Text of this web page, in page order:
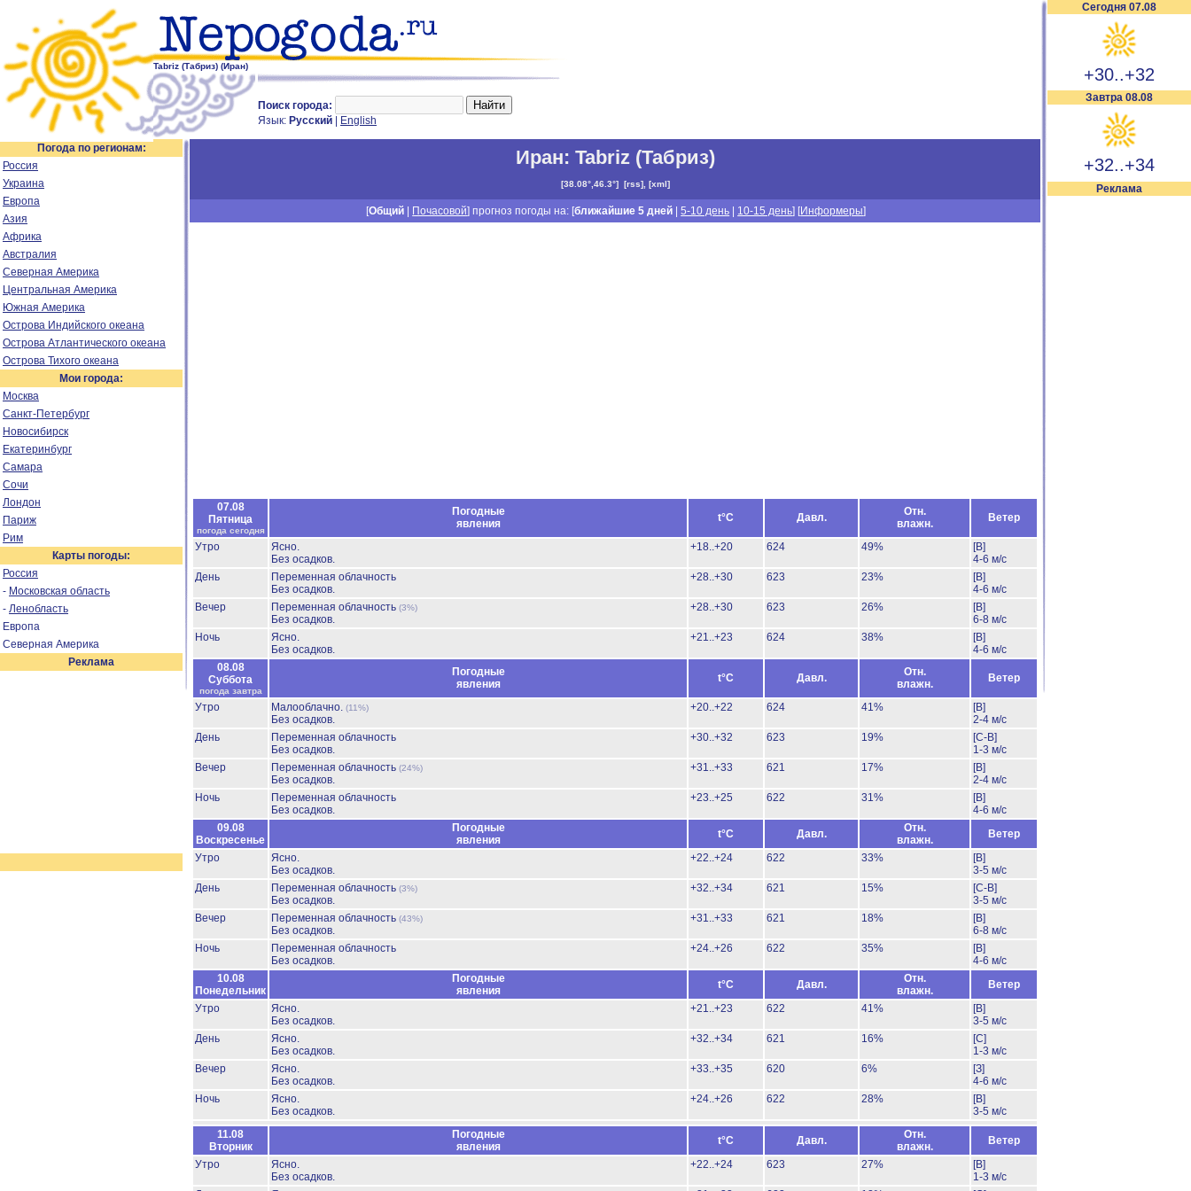
Tabriz (Табриз) (Иран)
Поиск города:
Язык: Русский English
Сегодня 07.08
+30..+32
Завтра 08.08
+32..+34
Реклама
Погода по регионам:
Россия
Украина
Европа
Азия
Африка
Австралия
Северная Америка
Центральная Америка
Южная Америка
Острова Индийского океана
Острова Атлантического океана
Острова Тихого океана
Мои города:
Москва
Санкт-Петербург
Новосибирск
Екатеринбург
Самара
Сочи
Лондон
Париж
Рим
Карты погоды:
Россия
- Московская область
- Ленобласть
Европа
Северная Америка
Реклама
Иран: Tabriz (Табриз)
[38.08°,46.3°] [rss], [xml]
[Общий Почасовой] прогноз погоды на: [ближайшие 5 дней |5-10 день 10-15 день] [Информеры]
07.08
Пятница
погода сегодня
Погодные
явления
t°C Давл.
Отн.
влажн.
Ветер
Утро
Ясно.
Без осадков.
+18..+20 624 49%
[В]
4-6 м/с
День
Переменная облачность
Без осадков.
+28..+30 623 23%
[В]
4-6 м/с
Вечер
Переменная облачность (3%)
Без осадков.
+28..+30 623 26%
[В]
6-8 м/с
Ночь
Ясно.
Без осадков.
+21..+23 624 38%
[В]
4-6 м/с
08.08
Суббота
погода завтра
Погодные
явления
t°C Давл.
Отн.
влажн.
Ветер
Утро Малооблачно. (11%)
Без осадков.
+20..+22 624 41%
[В]
2-4 м/с
День
Переменная облачность
Без осадков.
+30..+32 623 19%
[С-В]
1-3 м/с
Вечер
Переменная облачность (24%)
Без осадков.
+31..+33 621 17%
[В]
2-4 м/с
Ночь
Переменная облачность
Без осадков.
+23..+25 622 31%
[В]
4-6 м/с
09.08
Воскресенье
Погодные
явления
t°C Давл.
Отн.
влажн.
Ветер
Утро
Ясно.
Без осадков.
+22..+24 622 33%
[В]
3-5 м/с
День
Переменная облачность (3%)
Без осадков.
+32..+34 621 15%
[С-В]
3-5 м/с
Вечер
Переменная облачность (43%)
Без осадков.
+31..+33 621 18%
[В]
6-8 м/с
Ночь
Переменная облачность
Без осадков.
+24..+26 622 35%
[В]
4-6 м/с
10.08
Понедельник
Погодные
явления
t°C Давл.
Отн.
влажн.
Ветер
Утро
Ясно.
Без осадков.
+21..+23 622 41%
[В]
3-5 м/с
День
Ясно.
Без осадков.
+32..+34 621 16%
[С]
1-3 м/с
Вечер
Ясно.
Без осадков.
+33..+35 620 6%
[З]
4-6 м/с
Ночь
Ясно.
Без осадков.
+24..+26 622 28%
[В]
3-5 м/с
11.08
Вторник
Погодные
явления
t°C Давл.
Отн.
влажн.
Ветер
Утро
Ясно.
Без осадков.
+22..+24 623 27%
[В]
1-3 м/с